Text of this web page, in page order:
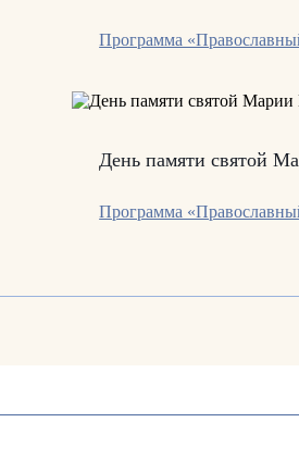
Программа
День памяти святой
Программа